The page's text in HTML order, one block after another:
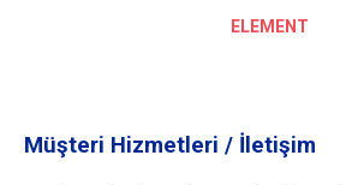
ELEMENT
Müşteri Hizmetleri / İletişim